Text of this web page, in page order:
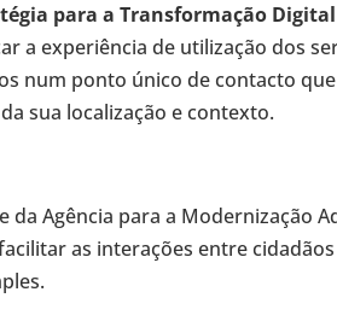
para a Transformação
a experiência de utilização dos
num ponto único de contacto
sua localização e contexto.
da Agência para a Modernização
as interações entre